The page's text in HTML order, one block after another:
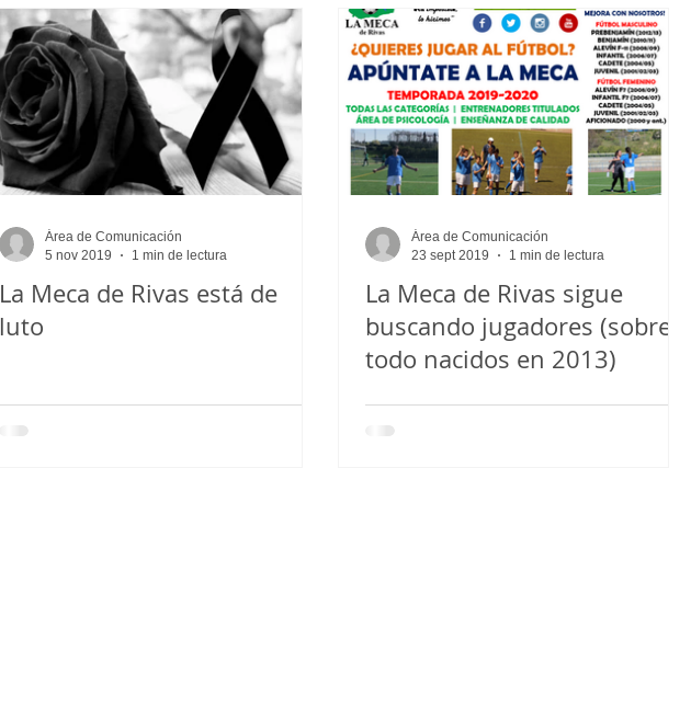
La Meca de Rivas está de
luto
Área de Comunicación
5 nov 2019
1 min de lectura
La Meca de Rivas sigue
buscando jugadores (sobre
todo nacidos en 2013)
Área de Comunicación
23 sept 2019
1 min de lectura